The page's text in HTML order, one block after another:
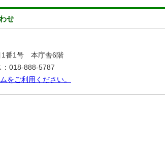
せ
1番1号 本庁舎6階
018-888-5787
をご利用ください。